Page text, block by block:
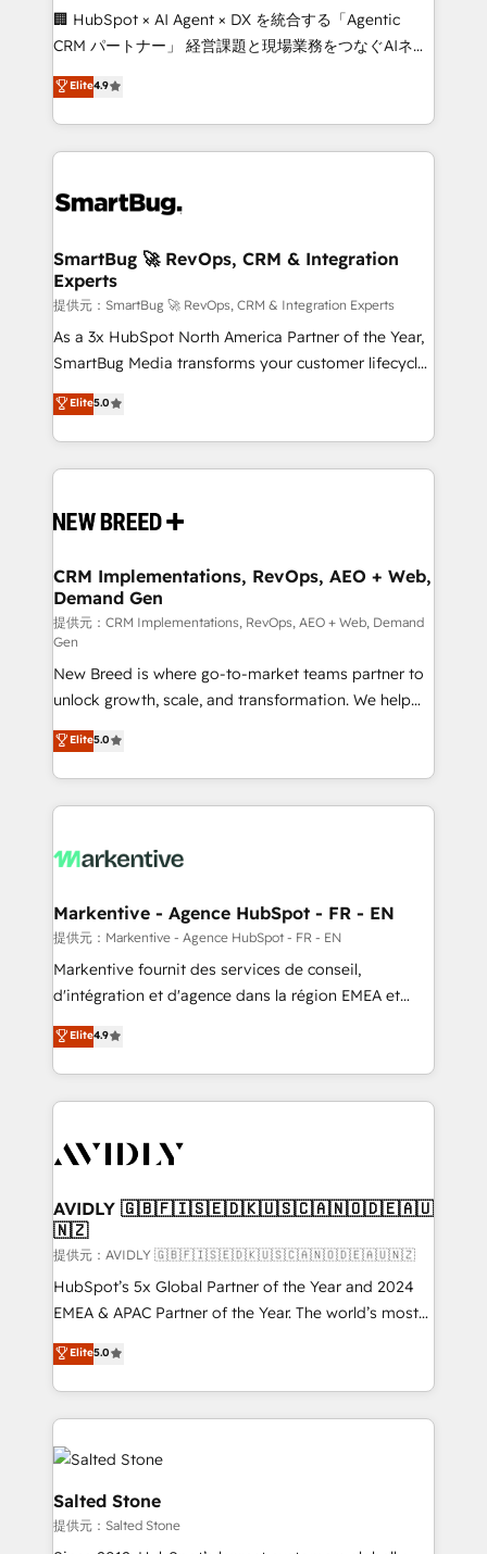
around your business, not a template. ➤ Migration:
Move from any legacy CRM. Zero downtime, full data
run your revenue process. Sales, marketing, and
service wired together. ➤ AI and Integrations: Layer
tune-ups, feature rollouts, adoption coaching. Buying
HubSpot, switching to it, or reviving a stale portal?
We are built for the work.
🏢 HubSpot × AI Agent × DX を統合する「Agentic
CRM パートナー」 経営課題と現場業務をつなぐAIネイ
ティブ・エージェンシーとして、HubSpot Eliteの実装
力で顧客フロント業務を再設計します。 💡 100inc は何
をする会社か？ HubSpotを共通基盤に、AIエージェン
トを組み込んだ顧客フロント業務（マーケティング・営
ィブ・エージェンシーです。事業部・グループ会社・部
を、CRMを軸とした全社共通基盤に再構築します。意
思決定者・PMO・現場担当者に並走します。 1️⃣
HubSpot導入・活用支援 顧客データの一元化から、
GTMの見える化・自動化まで。全Hub統合運用、デー
タ品質設計、グループ横断のCRM統合に対応します。
の一部をAIが自律実行する組織への移行を設計・実装。
Breeze・Claude等をHubSpotと連携させ、役割定義・
革を、構想から実装・定着までPMOとして主導。「設
の統合・浸透・変革管理を実行します。 ▸ CMS戦略設
計・構築：リード獲得・CVR・SEOを前提にした情報設
計・導線設計・テンプレート設計をContent Hubで一体
提供。 ▸ 既存CRM・MAからの移行支援：Salesforce・
Marketo・Pardot等からの移行、カスタム設計、履歴
データ移行と活用設計まで。 ▸ AEO対応：ChatGPT・
ンツとサイト構造を最適化。 🏆 なぜ100incを選ぶの
か？ ✓ HubSpot Eliteパートナー認定 ✓ HubSpotアワ
ード受賞・HUGリーダー ✓ ISO27001:2022 /
HubSpot大百科 出版 CRM・AI活用に関するご相談、現
せください。
Elite4.9
SmartBug 🚀 RevOps, CRM & Integration
Experts
提供元：SmartBug 🚀 RevOps, CRM & Integration Experts
As a 3x HubSpot North America Partner of the Year,
SmartBug Media transforms your customer lifecycle
into a revenue engine. Our unified ecosystem
includes specialized divisions Globalia (AI &
Software) and Point Success Media (Paid Media),
making this the official home for all three brands. 🔄
and system integrations powered by Globalia’s
trainers to drive platform adoption. 📈 Revenue
Generation - Full-funnel marketing and high-
performance advertising via Point Success Media. -
Expert deployment of Breeze AI and custom agents
to automate growth. 🏆 Elite Excellence - 8 platform
accreditations and deep HIPAA-compliance
expertise. - A team of 250+ experts dedicated to
your resilient growth.
Elite5.0
CRM Implementations, RevOps, AEO + Web,
Demand Gen
提供元：CRM Implementations, RevOps, AEO + Web, Demand
Gen
New Breed is where go-to-market teams partner to
unlock growth, scale, and transformation. We help
companies activate HubSpot’s AI-powered
customer platform and operationalize HubSpot’s
Loop Marketing framework through expert-led
services, smart agents, and purpose-built apps,
results, fast. ⚙️CRM & RevOps: Align all Hubs to your
🎯Demand Gen & ABM: Drive pipeline with inbound,
ABM, AEO, SEO, & paid media. 👩‍💻Web Design:
Build high-performing websites with UX, messaging,
& conversion strategy that drive results. 🤖AI
AI, & maximize AEO with tailored AI services. 🧩
Integrations: Extend HubSpot with custom
Elite5.0
Markentive - Agence HubSpot - FR - EN
提供元：Markentive - Agence HubSpot - FR - EN
Markentive fournit des services de conseil,
d'intégration et d'agence dans la région EMEA et
North America. Avec plus de 115 experts en
marketing automation, Growth, Revops, CRM et
webdesign. Markentive is both a consulting firm, a
digital agency and an integrator. With over 115
CRM and webdesign (We focus on EMEA - USA
Elite4.9
AVIDLY 🇬🇧🇫🇮🇸🇪🇩🇰🇺🇸🇨🇦🇳🇴🇩🇪🇦🇺
🇳🇿
提供元：AVIDLY 🇬🇧🇫🇮🇸🇪🇩🇰🇺🇸🇨🇦🇳🇴🇩🇪🇦🇺🇳🇿
HubSpot’s 5x Global Partner of the Year and 2024
EMEA & APAC Partner of the Year. The world’s most
experienced and fully accredited HubSpot Solutions
Partner. 🚀 With 2,750+ HubSpot projects delivered
and 370+ specialists across EMEA, APAC and NAM,
we de-risk complex CRM programmes and
accelerate ROI across every HubSpot Hub. 🧭 From
multi-region migrations to AI-powered automation,
we turn complexity into clarity, human at global
scale. 🏆 HubSpot’s CEO called us “the partner of the
future.” Others agree it is proof of trust built through
Elite5.0
Salted Stone
提供元：Salted Stone